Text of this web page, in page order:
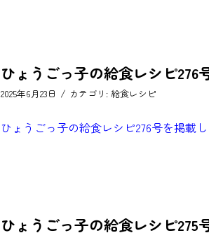
ひょうごっ子の給食レシピ276
2025年6月23日 / カテゴリ:給食レシピ
ひょうごっ子の給食レシピ276号を掲載し
ひょうごっ子の給食レシピ275